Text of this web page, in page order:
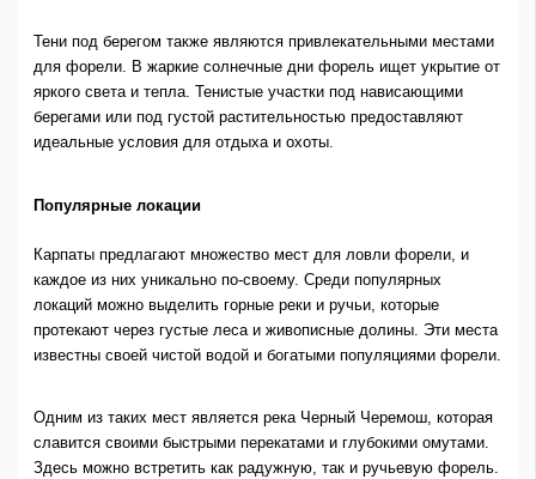
Тени под берегом также являются привлекательными местами
для форели. В жаркие солнечные дни форель ищет укрытие от
яркого света и тепла. Тенистые участки под нависающими
берегами или под густой растительностью предоставляют
идеальные условия для отдыха и охоты.
Популярные локации
Карпаты предлагают множество мест для ловли форели, и
каждое из них уникально по-своему. Среди популярных
локаций можно выделить горные реки и ручьи, которые
протекают через густые леса и живописные долины. Эти места
известны своей чистой водой и богатыми популяциями форели.
Одним из таких мест является река Черный Черемош, которая
славится своими быстрыми перекатами и глубокими омутами.
Здесь можно встретить как радужную, так и ручьевую форель.